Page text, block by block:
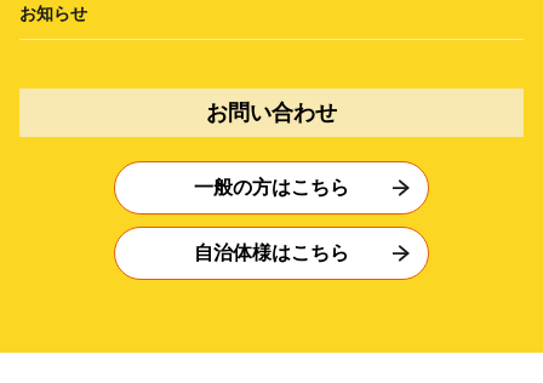
お知らせ
お問い合わせ
一般の方はこちら
自治体様はこちら